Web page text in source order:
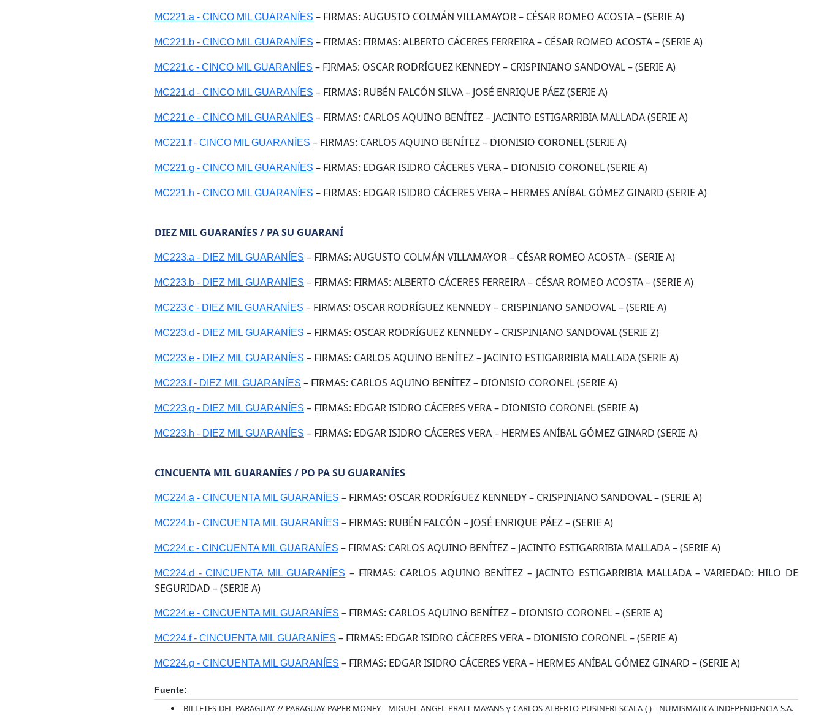
MC221.a - CINCO MIL GUARANÍES – FIRMAS: AUGUSTO COLMÁN VILLAMAYOR – CÉSAR ROMEO ACOSTA – (SERIE A)
MC221.b - CINCO MIL GUARANÍES – FIRMAS: FIRMAS: ALBERTO CÁCERES FERREIRA – CÉSAR ROMEO ACOSTA – (SERIE A)
MC221.c - CINCO MIL GUARANÍES – FIRMAS: OSCAR RODRÍGUEZ KENNEDY – CRISPINIANO SANDOVAL – (SERIE A)
MC221.d - CINCO MIL GUARANÍES – FIRMAS: RUBÉN FALCÓN SILVA – JOSÉ ENRIQUE PÁEZ (SERIE A)
MC221.e - CINCO MIL GUARANÍES – FIRMAS: CARLOS AQUINO BENÍTEZ – JACINTO ESTIGARRIBIA MALLADA (SERIE A)
MC221.f - CINCO MIL GUARANÍES – FIRMAS: CARLOS AQUINO BENÍTEZ – DIONISIO CORONEL (SERIE A)
MC221.g - CINCO MIL GUARANÍES – FIRMAS: EDGAR ISIDRO CÁCERES VERA – DIONISIO CORONEL (SERIE A)
MC221.h - CINCO MIL GUARANÍES – FIRMAS: EDGAR ISIDRO CÁCERES VERA – HERMES ANÍBAL GÓMEZ GINARD (SERIE A)
DIEZ MIL GUARANÍES / PA SU GUARANÍ
MC223.a - DIEZ MIL GUARANÍES – FIRMAS: AUGUSTO COLMÁN VILLAMAYOR – CÉSAR ROMEO ACOSTA – (SERIE A)
MC223.b - DIEZ MIL GUARANÍES – FIRMAS: FIRMAS: ALBERTO CÁCERES FERREIRA – CÉSAR ROMEO ACOSTA – (SERIE A)
MC223.c - DIEZ MIL GUARANÍES – FIRMAS: OSCAR RODRÍGUEZ KENNEDY – CRISPINIANO SANDOVAL – (SERIE A)
MC223.d - DIEZ MIL GUARANÍES – FIRMAS: OSCAR RODRÍGUEZ KENNEDY – CRISPINIANO SANDOVAL (SERIE Z)
MC223.e - DIEZ MIL GUARANÍES – FIRMAS: CARLOS AQUINO BENÍTEZ – JACINTO ESTIGARRIBIA MALLADA (SERIE A)
MC223.f - DIEZ MIL GUARANÍES – FIRMAS: CARLOS AQUINO BENÍTEZ – DIONISIO CORONEL (SERIE A)
MC223.g - DIEZ MIL GUARANÍES – FIRMAS: EDGAR ISIDRO CÁCERES VERA – DIONISIO CORONEL (SERIE A)
MC223.h - DIEZ MIL GUARANÍES – FIRMAS: EDGAR ISIDRO CÁCERES VERA – HERMES ANÍBAL GÓMEZ GINARD (SERIE A)
CINCUENTA MIL GUARANÍES / PO PA SU GUARANÍES
MC224.a - CINCUENTA MIL GUARANÍES – FIRMAS: OSCAR RODRÍGUEZ KENNEDY – CRISPINIANO SANDOVAL – (SERIE A)
MC224.b - CINCUENTA MIL GUARANÍES – FIRMAS: RUBÉN FALCÓN – JOSÉ ENRIQUE PÁEZ – (SERIE A)
MC224.c - CINCUENTA MIL GUARANÍES – FIRMAS: CARLOS AQUINO BENÍTEZ – JACINTO ESTIGARRIBIA MALLADA – (SERIE A)
MC224.d - CINCUENTA MIL GUARANÍES – FIRMAS: CARLOS AQUINO BENÍTEZ – JACINTO ESTIGARRIBIA MALLADA – VARIEDAD: HILO DE
SEGURIDAD – (SERIE A)
MC224.e - CINCUENTA MIL GUARANÍES – FIRMAS: CARLOS AQUINO BENÍTEZ – DIONISIO CORONEL – (SERIE A)
MC224.f - CINCUENTA MIL GUARANÍES – FIRMAS: EDGAR ISIDRO CÁCERES VERA – DIONISIO CORONEL – (SERIE A)
MC224.g - CINCUENTA MIL GUARANÍES – FIRMAS: EDGAR ISIDRO CÁCERES VERA – HERMES ANÍBAL GÓMEZ GINARD – (SERIE A)
Fuente:
BILLETES DEL PARAGUAY // PARAGUAY PAPER MONEY - MIGUEL ANGEL PRATT MAYANS y CARLOS ALBERTO PUSINERI SCALA ( ) - NUMISMATICA INDEPENDENCIA S.A. -